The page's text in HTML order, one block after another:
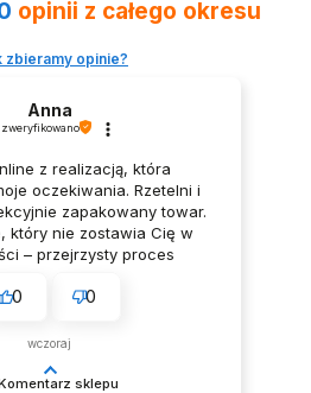
opinii z całego okresu
zbieramy opinie?
sklepu
Anna
zweryfikowano
z realizacją, która
oczekiwania. Rzetelni i
zapakowany towar.
który nie zostawia Cię w
– przejrzysty proces
0 0
wczoraj